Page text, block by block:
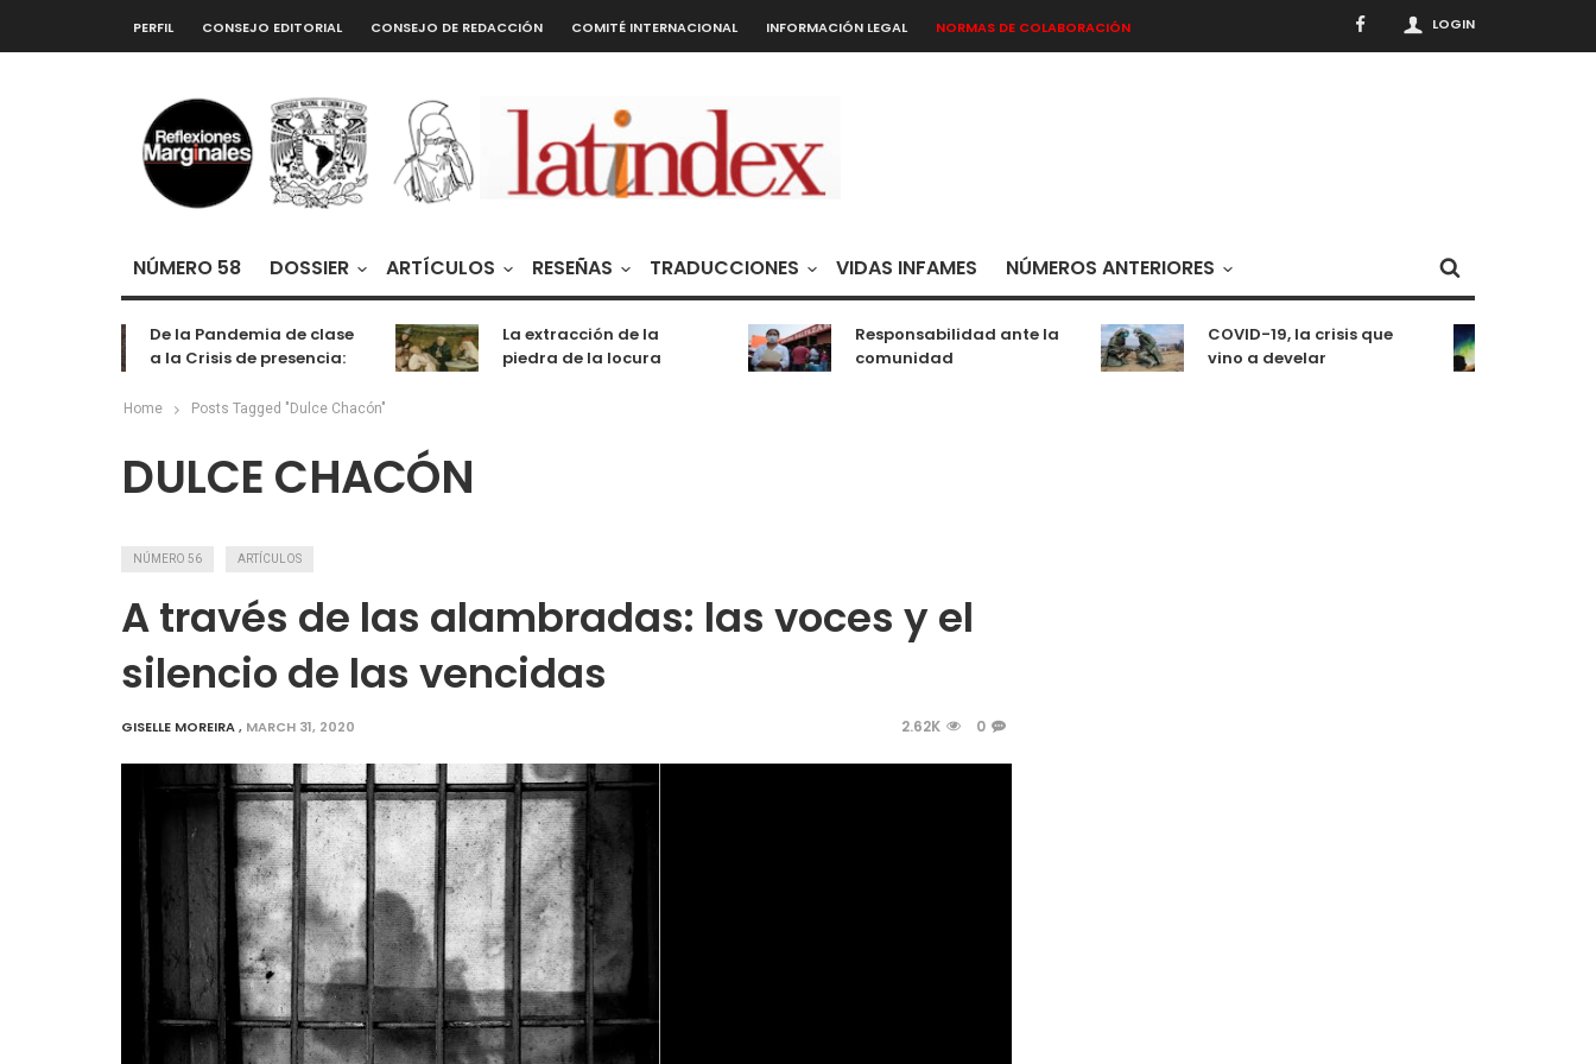
LOGIN
PERFIL CONSEJO EDITORIAL CONSEJO DE REDACCIÓN COMITÉ INTERNACIONAL INFORMACIÓN LEGAL NORMAS DE COLABORACIÓN
NÚMERO 58 DOSSIER ARTÍCULOS RESEÑAS TRADUCCIONES VIDAS INFAMES NÚMEROS ANTERIORES
De la Pandemia de clase
a la Crisis de presencia:
entretenimiento
La extracción de la
piedra de la locura
Responsabilidad ante la
comunidad
COVID-19, la crisis que
vino a develar
Home Posts Tagged "Dulce Chacón"
DULCE CHACÓN
NÚMERO 56 ARTÍCULOS
A través de las alambradas: las voces y el
silencio de las vencidas
GISELLE MOREIRA, MARCH 31, 2020 2.62K 0